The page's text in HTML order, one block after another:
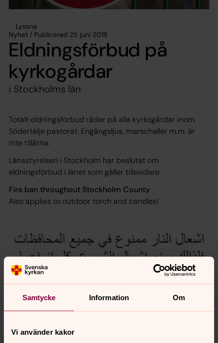
Samtycke Information Om
Vi använder kakor
Lyssna
Nyhet / Publicerad 25 juni 2019
Eldningsförbud på
kyrkogårdar
i Stockholms län
Totalt eldningsförbud råder på alla kyrkogårdar inom
Södertälje pastorat. Engångsljus, marschaller m.m. är
inte tillåtna.
Länsstyrelsen i Stockholm har beslutat om
eldningsförbud i länet som gäller tillsvidare.
Fire ban throughout Stockholm County
Also applies to outdoor torch and candles!
Synpunkter eller frågor på sidans